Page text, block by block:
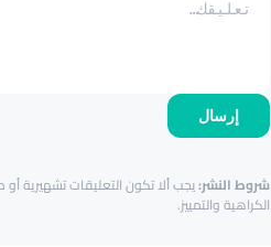
إرسال
شروط النشر:يجب ألا تكون التعليقات تشهيرية
الكراهية والتمييز.